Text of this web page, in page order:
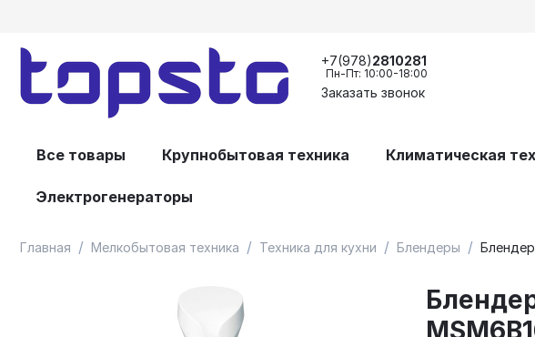
+7(978)2810281
Пн-Пт: 10:00-18:00
Заказать звонок
Все товары Крупнобытовая техника Климатическая
Электрогенераторы
Главная / Мелкобытовая техника / Техника для кухни / Блендеры /